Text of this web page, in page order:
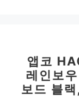
앱코
레인보
보드 블